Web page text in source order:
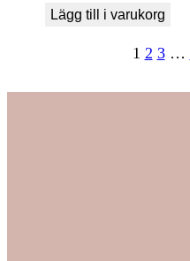
Lägg till i varukorg
1 2 3 …